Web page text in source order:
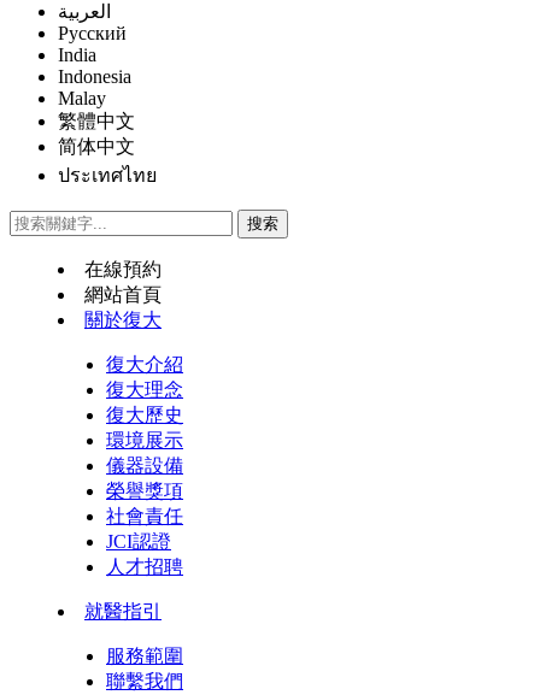
العربية
Русский
India
Indonesia
Malay
繁體中文
简体中文
ประเทศไทย
在線預約
網站首頁
關於復大
復大介紹
復大理念
復大歷史
環境展示
儀器設備
榮譽獎項
社會責任
JCI認證
人才招聘
就醫指引
服務範圍
聯繫我們